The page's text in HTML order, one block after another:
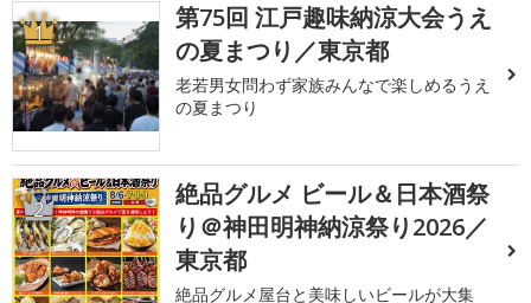
1
第75回 江戸趣味納涼大会うえ
の夏まつり／東京都
老若男女問わず家族みんなで楽しめるうえ
の夏まつり
2
絶品グルメ ビール＆日本酒祭
り＠神田明神納涼祭り2026／
東京都
絶品グルメ屋台と美味しいビールが大集